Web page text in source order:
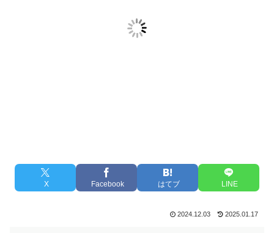
X Facebook はてブ LINE
2024.12.03 2025.01.17